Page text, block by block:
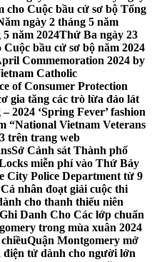
cho Cuộc bầu cử sơ bộ Tổng
ngày 2 tháng 5 năm
năm 2024Thứ Ba ngày 23
bầu cử sơ bộ năm 2024
Commemoration 2024 by
Catholic
of Consumer Protection
gia tăng các trò lừa đảo lát
2024 ‘Spring Fever’ fashion
“National Vietnam Veterans
trên trang web
Sở Cảnh sát Thành phố
miễn phí vào Thứ Bảy
City Police Department từ 9
nhân đoạt giải cuộc thi
cho thanh thiếu niên
Ghi Danh Cho Các lớp chuẩn
trong mùa xuân 2024
Quận Montgomery mở
điện tử dành cho người lớn